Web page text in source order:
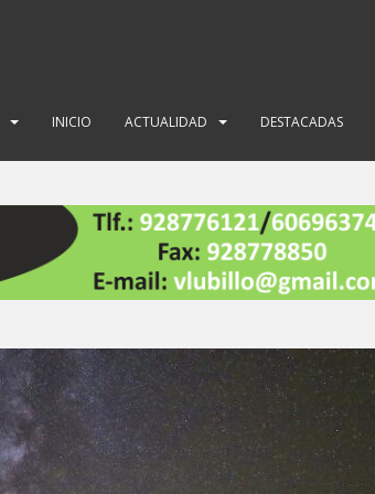
INICIO ACTUALIDAD DESTACADAS